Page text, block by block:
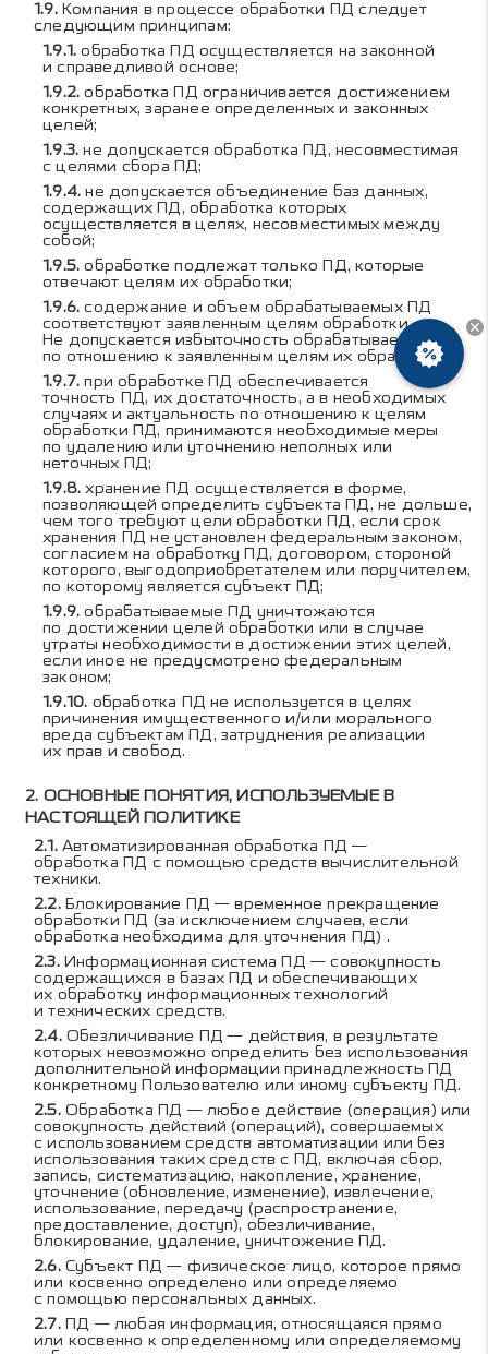
Компания в процессе обработки ПД следует
следующим принципам:
обработка ПД осуществляется на законной
и справедливой основе;
обработка ПД ограничивается достижением
конкретных, заранее определенных и законных
целей;
не допускается обработка ПД, несовместимая
с целями сбора ПД;
не допускается объединение баз данных,
содержащих ПД, обработка которых
осуществляется в целях, несовместимых между
собой;
обработке подлежат только ПД, которые
отвечают целям их обработки;
содержание и объем обрабатываемых ПД
соответствуют заявленным целям обработки.
Не допускается избыточность обрабатываемых ПД
по отношению к заявленным целям их обработки;
при обработке ПД обеспечивается
точность ПД, их достаточность, а в необходимых
случаях и актуальность по отношению к целям
обработки ПД, принимаются необходимые меры
по удалению или уточнению неполных или
неточных ПД;
хранение ПД осуществляется в форме,
позволяющей определить субъекта ПД, не дольше,
чем того требуют цели обработки ПД, если срок
хранения ПД не установлен федеральным законом,
согласием на обработку ПД, договором, стороной
которого, выгодоприобретателем или поручителем,
по которому является субъект ПД;
обрабатываемые ПД уничтожаются
по достижении целей обработки или в случае
утраты необходимости в достижении этих целей,
если иное не предусмотрено федеральным
законом;
обработка ПД не используется в целях
причинения имущественного и/или морального
вреда субъектам ПД, затруднения реализации
их прав и свобод.
ОСНОВНЫЕ ПОНЯТИЯ, ИСПОЛЬЗУЕМЫЕ В
НАСТОЯЩЕЙ ПОЛИТИКЕ
Автоматизированная обработка ПД —
обработка ПД с помощью средств вычислительной
техники.
Блокирование ПД — временное прекращение
обработки ПД (за исключением случаев, если
обработка необходима для уточнения ПД) .
Информационная система ПД — совокупность
содержащихся в базах ПД и обеспечивающих
их обработку информационных технологий
и технических средств.
Обезличивание ПД — действия, в результате
которых невозможно определить без использования
дополнительной информации принадлежность ПД
конкретному Пользователю или иному субъекту ПД.
Обработка ПД — любое действие (операция) или
совокупность действий (операций), совершаемых
с использованием средств автоматизации или без
использования таких средств с ПД, включая сбор,
запись, систематизацию, накопление, хранение,
уточнение (обновление, изменение), извлечение,
использование, передачу (распространение,
предоставление, доступ), обезличивание,
блокирование, удаление, уничтожение ПД.
Субъект ПД — физическое лицо, которое прямо
или косвенно определено или определяемо
с помощью персональных данных.
ПД — любая информация, относящаяся прямо
или косвенно к определенному или определяемому